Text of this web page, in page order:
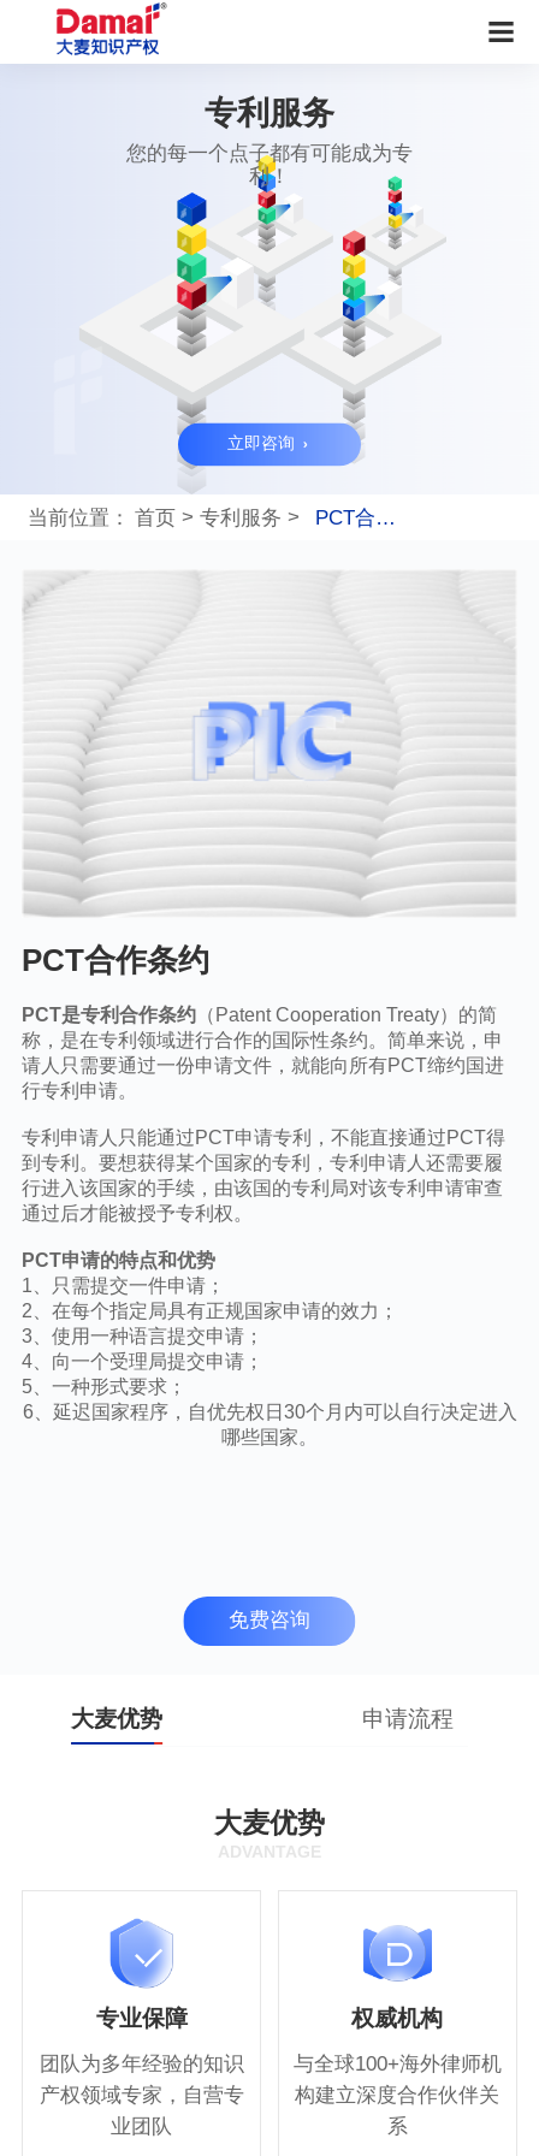
专利服务
您的每一个点子都有可能成为专
利！
立即咨询
当前位置： 首页 > 专利服务 >
PCT合作
PCT合作条约
PCT是专利合作条约（Patent Cooperation Treaty）的简
称，是在专利领域进行合作的国际性条约。简单来说，申
请人只需要通过一份申请文件，就能向所有PCT缔约国进
行专利申请。
专利申请人只能通过PCT申请专利，不能直接通过PCT得
到专利。要想获得某个国家的专利，专利申请人还需要履
行进入该国家的手续，由该国的专利局对该专利申请审查
通过后才能被授予专利权。
PCT申请的特点和优势
1、只需提交一件申请；
2、在每个指定局具有正规国家申请的效力；
3、使用一种语言提交申请；
4、向一个受理局提交申请；
5、一种形式要求；
6、延迟国家程序，自优先权日30个月内可以自行决定进入
哪些国家。
免费咨询
大麦优势 申请流程
大麦优势
ADVANTAGE
专业保障
团队为多年经验的知识
产权领域专家，自营专
业团队
权威机构
与全球100+海外律师机
构建立深度合作伙伴关
系